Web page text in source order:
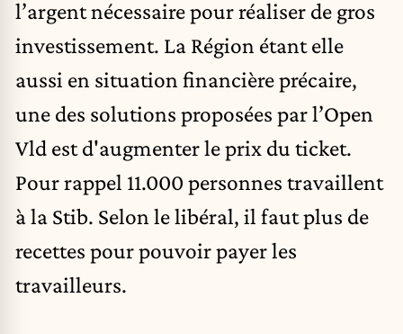
l’argent nécessaire pour réaliser de gros
investissement. La Région étant elle
aussi en situation financière précaire,
une des solutions proposées par l’Open
Vld est d'augmenter le prix du ticket.
Pour rappel 11.000 personnes travaillent
à la Stib. Selon le libéral, il faut plus de
recettes pour pouvoir payer les
travailleurs.